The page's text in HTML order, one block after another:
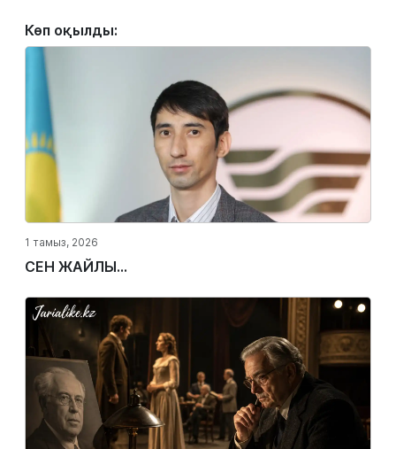
Көп оқылды:
1 тамыз, 2026
СЕН ЖАЙЛЫ...